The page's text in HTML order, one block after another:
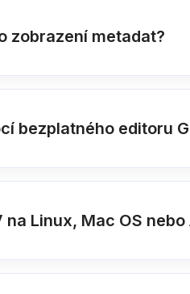
zobrazení metadat?
bezplatného editoru
Linux, Mac OS nebo